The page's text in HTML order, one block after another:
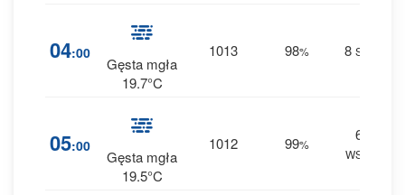
04:00
Gęsta mgła
19.7°C
1013 98% 8 SW
05:00
Gęsta mgła
19.5°C
1012 99%
6
WSW